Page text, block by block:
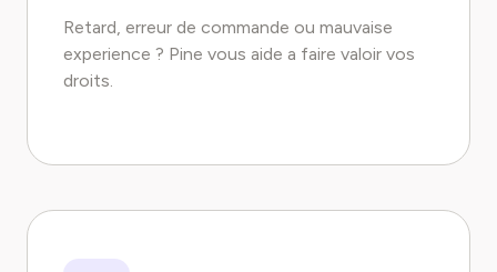
Retard, erreur de commande ou mauvaise
experience ? Pine vous aide a faire valoir vos
droits.